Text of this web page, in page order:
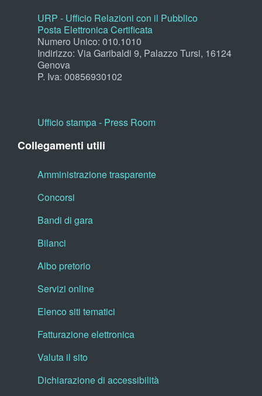
URP - Ufficio Relazioni con il Pubblico
Posta Elettronica Certificata
Numero Unico: 010.1010
Indirizzo: Via Garibaldi 9, Palazzo Tursi, 16124
Genova
P. Iva: 00856930102
Ufficio stampa - Press Room
Collegamenti utili
Amministrazione trasparente
Concorsi
Bandi di gara
Bilanci
Albo pretorio
Servizi online
Elenco siti tematici
Fatturazione elettronica
Valuta il sito
Dichiarazione di accessibilità